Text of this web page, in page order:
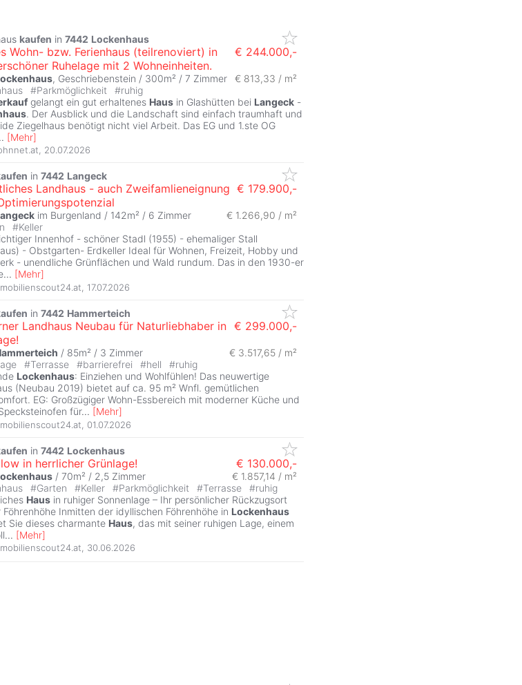
kaufen in 7442 Lockenhaus
Wohn- bzw. Ferienhaus (teilrenoviert) in
Ruhelage mit 2 Wohneinheiten.
€ 244.000,-
, Geschriebenstein / 300m² / 7 Zimmer € 813,33 / m²
#Parkmöglichkeit #ruhig
gelangt ein gut erhaltenes Haus in Glashütten bei Langeck -
. Der Ausblick und die Landschaft sind einfach traumhaft und
Ziegelhaus benötigt nicht viel Arbeit. Das EG und 1.ste OG
[Mehr]
, 20.07.2026
in 7442 Langeck
Landhaus - auch Zweifamlieneignung € 179.900,-
im Burgenland / 142m² / 6 Zimmer
€ 1.266,90 / m²
#Keller
Innenhof - schöner Stadl (1955) - ehemaliger Stall
- Obstgarten- Erdkeller Ideal für Wohnen, Freizeit, Hobby und
- unendliche Grünflächen und Wald rundum. Das in den 1930-er
... [Mehr]
17.07.2026
in 7442 Hammerteich
Landhaus Neubau für Naturliebhaber in € 299.000,-
/ 85m² / 3 Zimmer
€ 3.517,65 / m²
#Terrasse #barrierefrei #hell #ruhig
Lockenhaus: Einziehen und Wohlfühlen! Das neuwertige
(Neubau 2019) bietet auf ca. 95 m² Wnfl. gemütlichen
EG: Großzügiger Wohn-Essbereich mit moderner Küche und
für... [Mehr]
01.07.2026
in 7442 Lockenhaus
in herrlicher Grünlage! € 130.000,-
/ 70m² / 2,5 Zimmer
€ 1.857,14 / m²
#Garten #Keller #Parkmöglichkeit #Terrasse #ruhig
Haus in ruhiger Sonnenlage – Ihr persönlicher Rückzugsort
Föhrenhöhe Inmitten der idyllischen Föhrenhöhe in Lockenhaus
Sie dieses charmante Haus, das mit seiner ruhigen Lage, einem
... [Mehr]
, 30.06.2026